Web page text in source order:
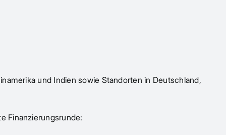
und Indien sowie Standorten in Deutschland,
Finanzierungsrunde: